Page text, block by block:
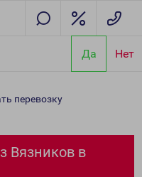
Да Нет
перевозку
Вязников в